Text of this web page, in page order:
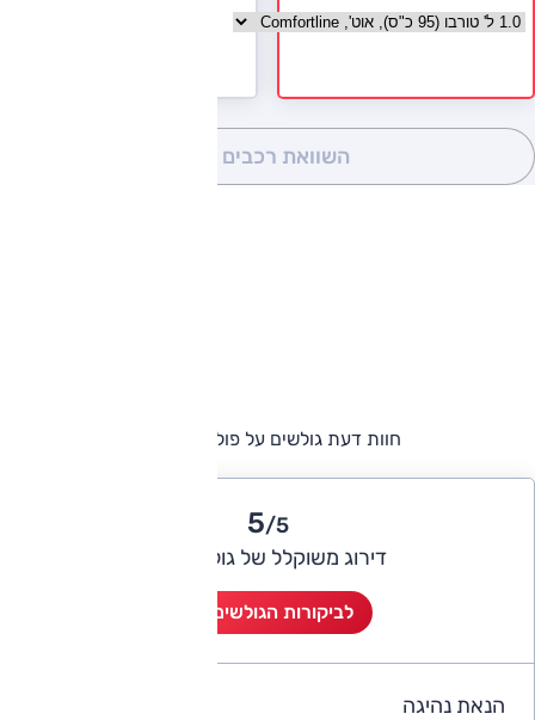
בחר גרסה פולקסווגן פולו
השוואת רכבים
חוות דעת גולשים על פולקסווגן פולו
5/5
דירוג משוקלל של גולשי אוטו
לביקורות הגולשים (4)
הנאת נהיגה